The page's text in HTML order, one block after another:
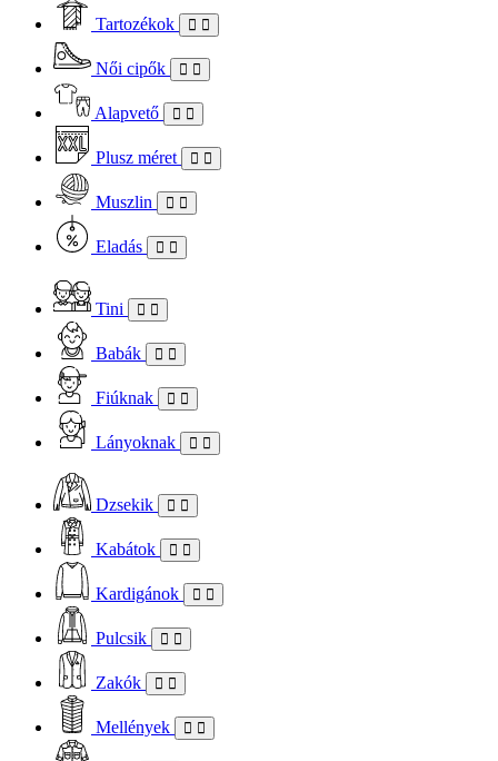
Tartozékok
Női cipők
Alapvető
Plusz méret
Muszlin
Eladás
Tini
Babák
Fiúknak
Lányoknak
Dzsekik
Kabátok
Kardigánok
Pulcsik
Zakók
Mellények